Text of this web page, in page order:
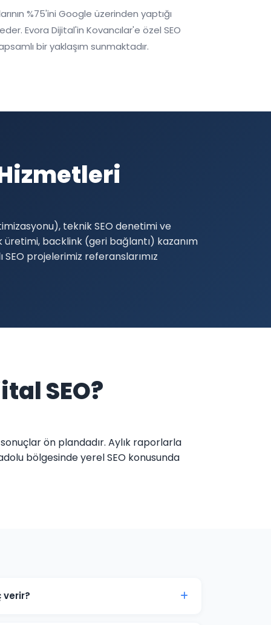
%75'ini Google üzerinden yaptığı
Evora Dijital'in Kovancılar'e özel SEO
bir yaklaşım sunmaktadır.
teknik SEO denetimi ve
üretimi, backlink (geri bağlantı) kazanım
projelerimiz referanslarımız
SEO?
ön plandadır. Aylık raporlarla
bölgesinde yerel SEO konusunda
verir?